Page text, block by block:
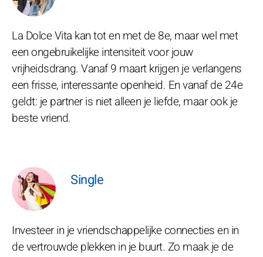
La Dolce Vita kan tot en met de 8e, maar wel met
een ongebruikelijke intensiteit voor jouw
vrijheidsdrang. Vanaf 9 maart krijgen je verlangens
een frisse, interessante openheid. En vanaf de 24e
geldt: je partner is niet alleen je liefde, maar ook je
beste vriend.
Single
Investeer in je vriendschappelijke connecties en in
de vertrouwde plekken in je buurt. Zo maak je de